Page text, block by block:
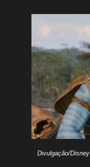
Divulgação/Disney